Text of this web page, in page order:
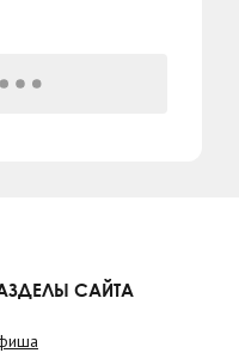
САЙТА